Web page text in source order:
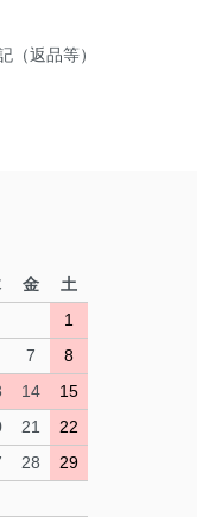
（返品等）
金
土
1
7
8
14
15
21
22
28
29